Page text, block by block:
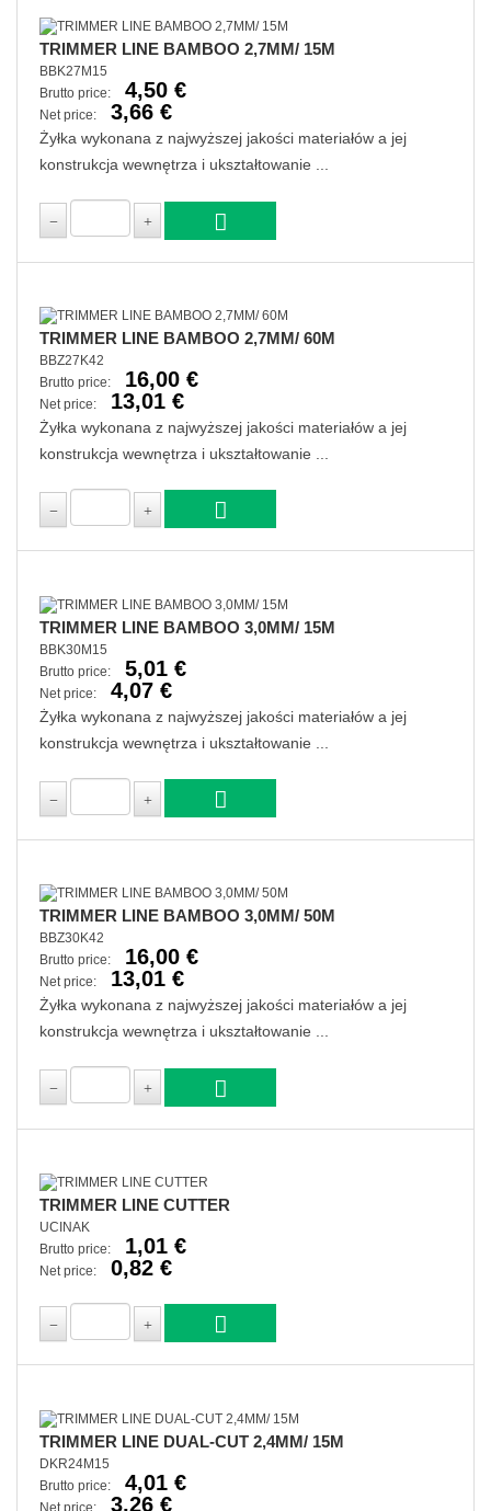
TRIMMER LINE BAMBOO 2,7MM/ 15M
BBK27M15
Brutto price:
4,50 €
Net price: 3,66 €
Żyłka wykonana z najwyższej jakości materiałów a jej
konstrukcja wewnętrza i ukształtowanie ...
TRIMMER LINE BAMBOO 2,7MM/ 60M
BBZ27K42
Brutto price:
16,00 €
Net price: 13,01 €
Żyłka wykonana z najwyższej jakości materiałów a jej
konstrukcja wewnętrza i ukształtowanie ...
TRIMMER LINE BAMBOO 3,0MM/ 15M
BBK30M15
Brutto price:
5,01 €
Net price: 4,07 €
Żyłka wykonana z najwyższej jakości materiałów a jej
konstrukcja wewnętrza i ukształtowanie ...
TRIMMER LINE BAMBOO 3,0MM/ 50M
BBZ30K42
Brutto price:
16,00 €
Net price: 13,01 €
Żyłka wykonana z najwyższej jakości materiałów a jej
konstrukcja wewnętrza i ukształtowanie ...
TRIMMER LINE CUTTER
UCINAK
Brutto price:
1,01 €
Net price: 0,82 €
TRIMMER LINE DUAL-CUT 2,4MM/ 15M
DKR24M15
Brutto price:
4,01 €
Net price: 3,26 €